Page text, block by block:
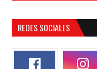
REDES SOCIALES